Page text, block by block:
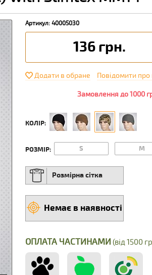
Артикул: 40005030
136 грн.
Додати в обране Повідомити про
Замовлення до 1000
КОЛІР:
РОЗМІР: S M
Розмірна сітка
Немає в наявності
ОПЛАТА ЧАСТИНАМИ (від 1500